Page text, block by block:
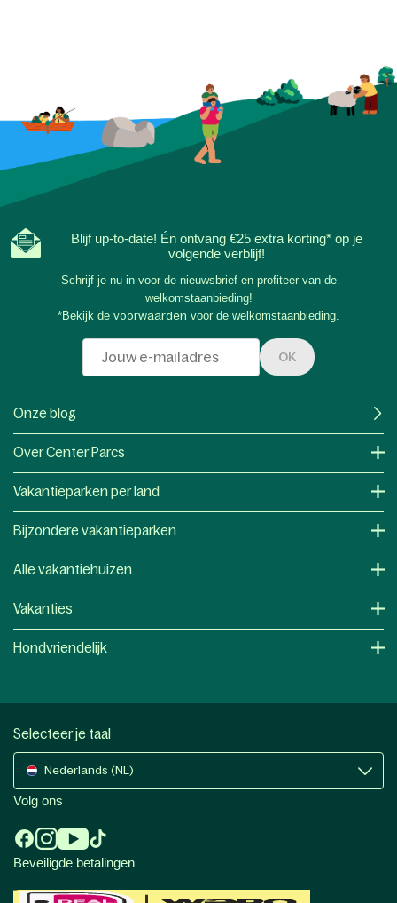
Blijf up-to-date! Én ontvang €25 extra korting* op je
volgende verblijf!
Schrijf je nu in voor de nieuwsbrief en profiteer van de
welkomstaanbieding!
*Bekijk de voorwaarden voor de welkomstaanbieding.
OK
Onze blog
Over Center Parcs
Vakantieparken per land
Bijzondere vakantieparken
Alle vakantiehuizen
Vakanties
Hondvriendelijk
Selecteer je taal
Nederlands (NL)
Volg ons
Beveiligde betalingen